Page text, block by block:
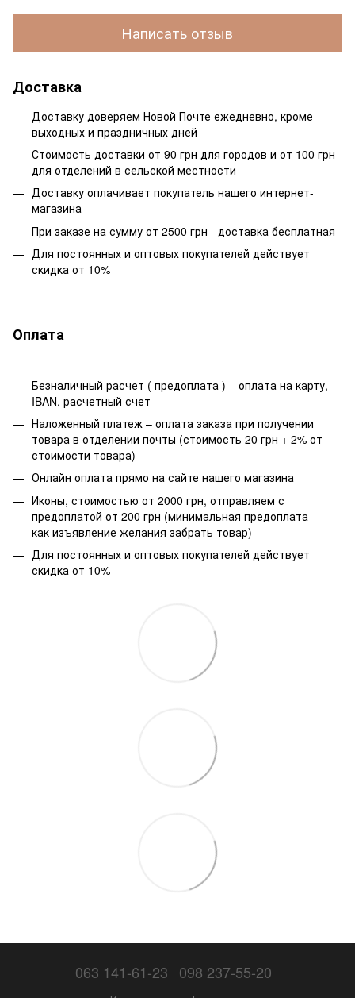
Написать отзыв
Доставка
Доставку доверяем Новой Почте ежедневно, кроме
выходных и праздничных дней
Стоимость доставки от 90 грн для городов и от 100 грн
для отделений в сельской местности
Доставку оплачивает покупатель нашего интернет-
магазина
При заказе на сумму от 2500 грн - доставка бесплатная
Для постоянных и оптовых покупателей действует
скидка от 10%
Оплата
Безналичный расчет ( предоплата ) – оплата на карту,
IBAN, расчетный счет
Наложенный платеж – оплата заказа при получении
товара в отделении почты (стоимость 20 грн + 2% от
стоимости товара)
Онлайн оплата прямо на сайте нашего магазина
Иконы, стоимостью от 2000 грн, отправляем с
предоплатой от 200 грн (минимальная предоплата
как изъявление желания забрать товар)
Для постоянных и оптовых покупателей действует
скидка от 10%
063 141-61-23 098 237-55-20